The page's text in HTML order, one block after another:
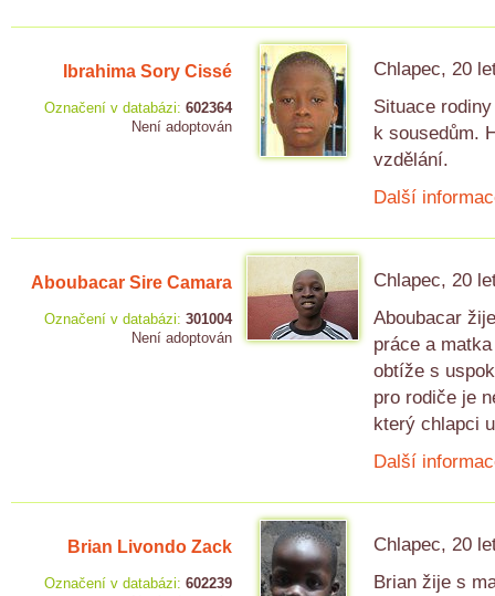
Ibrahima Sory Cissé
Označení v databázi: 602364
Není adoptován
Chlapec, 20
Situace
k sousedům.
vzdělání.
Další
Aboubacar Sire Camara
Označení v databázi: 301004
Není adoptován
Chlapec, 20
Aboubacar
práce a
obtíže s
pro rodiče je
který chlapci
Další
Brian Livondo Zack
Označení v databázi: 602239
Chlapec, 20
Brian žije s